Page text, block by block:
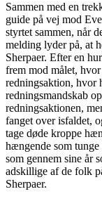
Sammen med en
guide på vej mod
styrtet sammen, når
melding lyder på, at
Sherpaer. Efter en
frem mod målet,
redningsaktion, hvor
redningsmandskab
redningsaktionen,
fanget over isfaldet,
tage døde kroppe
hængende som
som gennem sine år
adskillige af de folk
Sherpaer.